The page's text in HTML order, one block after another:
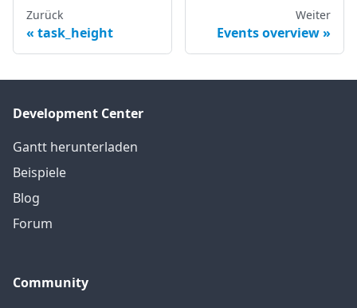
Zurück
task_height
Weiter
Events overview
Development Center
Gantt herunterladen
Beispiele
Blog
Forum
Community